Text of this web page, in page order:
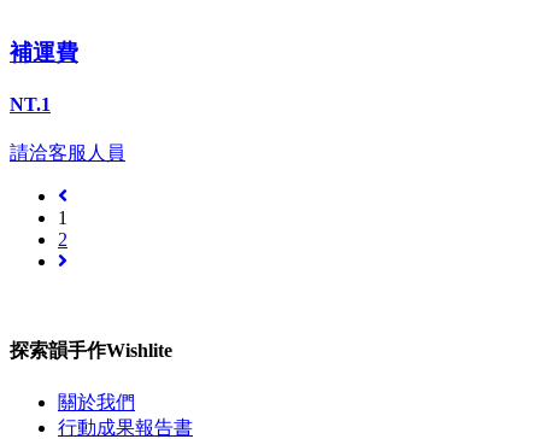
補運費
NT.1
請洽客服人員
1
2
探索韻手作Wishlite
關於我們
行動成果報告書